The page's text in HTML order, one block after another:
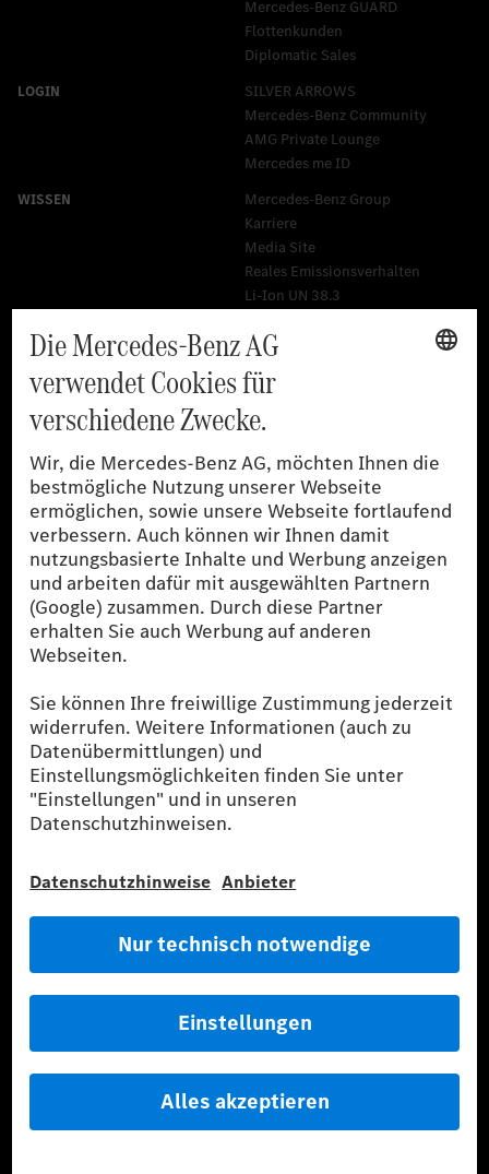
Mercedes‑Benz GUARD
Flottenkunden
Diplomatic Sales
SILVER ARROWS
Mercedes-Benz Community
AMG Private Lounge
Mercedes me ID
Mercedes-Benz Group
Karriere
Media Site
Reales Emissionsverhalten
Li-Ion UN 38.3
[1]
Die angegebenen Werte wurden nach dem vorgeschriebenen
Messverfahren WLTP (Worldwide harmonised Light-duty
vehicles Test Procedures) ermittelt. Der Kraftstoffverbrauch und
der CO₂-Ausstoß eines Pkw sind nicht nur von der effizienten
Ausnutzung des Kraftstoffs durch den Pkw, sondern auch vom
Fahrstil und anderen nichttechnischen Faktoren abhängig.